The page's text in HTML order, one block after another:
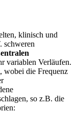
klinisch und
schweren
variablen Verläufen.
wobei die Frequenz
so z.B. die